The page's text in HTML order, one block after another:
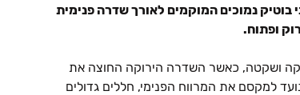
ושקטה, כאשר השדרה הירוקה החוצה את
למקסם את המרווח הפנימי, חללים גדולים